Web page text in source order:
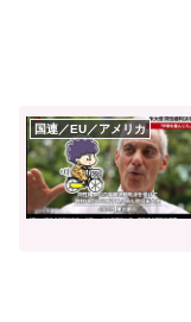
国連／EU／アメリカ